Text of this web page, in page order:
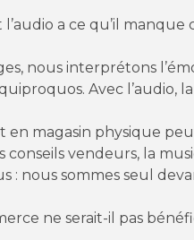
a ce qu’il manque
nous interprétons
Avec l’audio,
magasin physique
conseils vendeurs, la
: nous sommes seul
ne serait-il pas